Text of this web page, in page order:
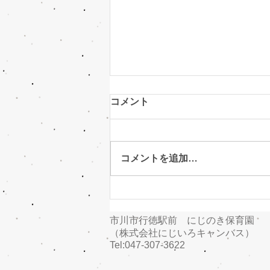
探求
コメント
コメントを追加…
市川市行徳駅前 にじのき保育園
（株式会社にじいろキャンバス）
Tel:047-307-3622